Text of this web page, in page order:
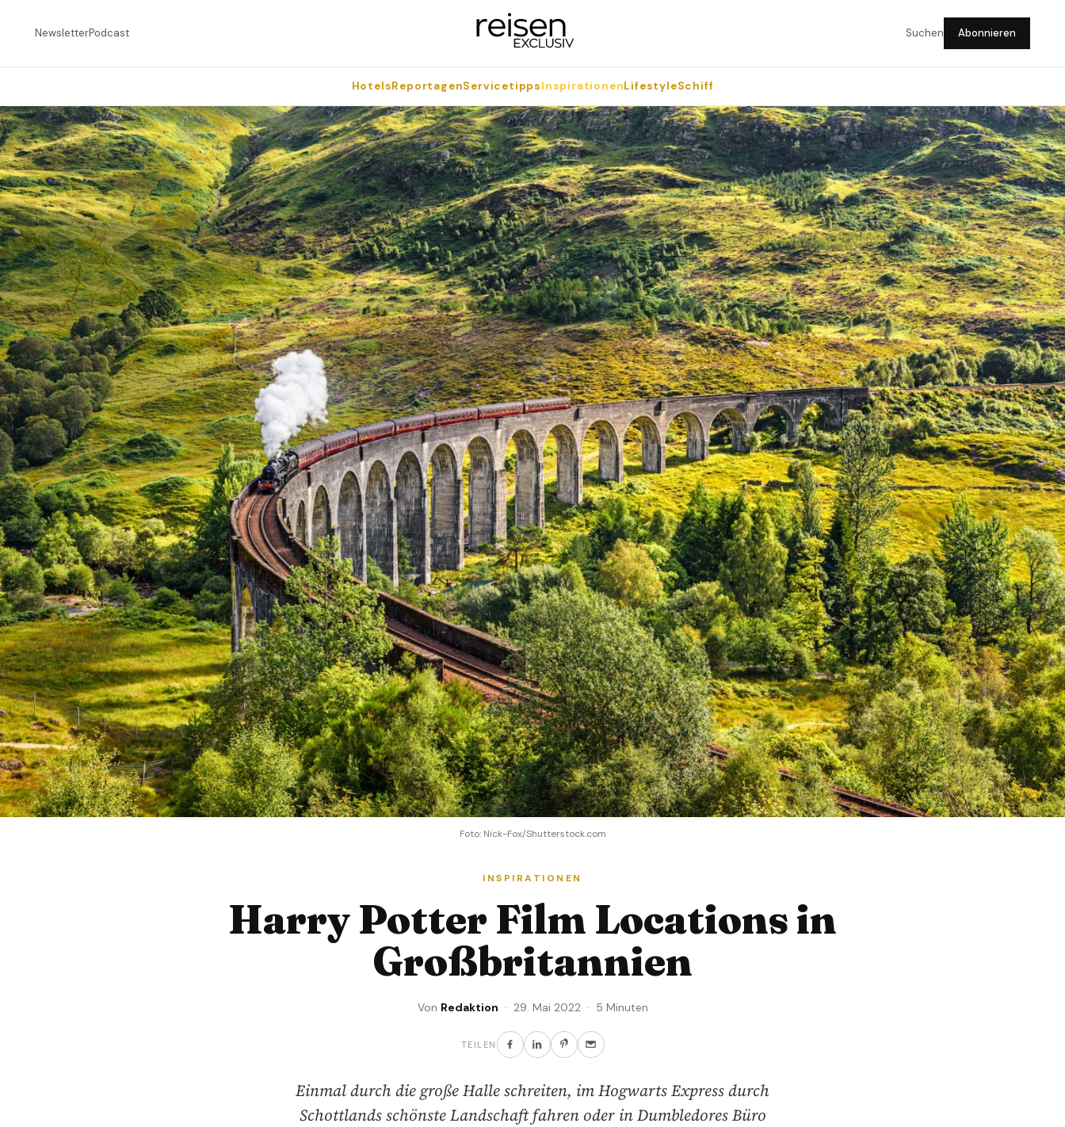
NewsletterPodcast Suchen Abonnieren
HotelsReportagenServicetippsInspirationenLifestyleSchiff
Foto: Nick-Fox/Shutterstock.com
INSPIRATIONEN
Harry Potter Film Locations in
Großbritannien
Von Redaktion · 29. Mai 2022 · 5 Minuten
TEILEN
Einmal durch die große Halle schreiten, im Hogwarts Express durch
Schottlands schönste Landschaft fahren oder in Dumbledores Büro